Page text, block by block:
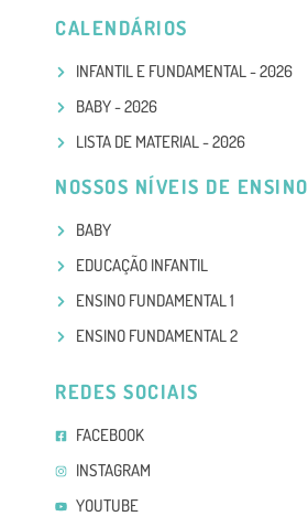
CALENDÁRIOS
INFANTIL E FUNDAMENTAL - 2026
BABY - 2026
LISTA DE MATERIAL - 2026
NOSSOS NÍVEIS DE ENSINO
BABY
EDUCAÇÃO INFANTIL
ENSINO FUNDAMENTAL 1
ENSINO FUNDAMENTAL 2
REDES SOCIAIS
FACEBOOK
INSTAGRAM
YOUTUBE